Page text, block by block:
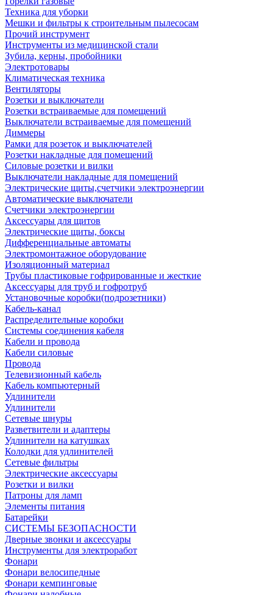
Техника для уборки
Мешки и фильтры к строительным пылесосам
Прочий инструмент
Инструменты из медицинской стали
Зубила, керны, пробойники
Электротовары
Климатическая техника
Вентиляторы
Розетки и выключатели
Розетки встраиваемые для помещений
Выключатели встраиваемые для помещений
Диммеры
Рамки для розеток и выключателей
Розетки накладные для помещений
Силовые розетки и вилки
Выключатели накладные для помещений
Электрические щиты,счетчики электроэнергии
Автоматические выключатели
Счетчики электроэнергии
Аксессуары для щитов
Электрические щиты, боксы
Дифференциальные автоматы
Электромонтажное оборудование
Изоляционный материал
Трубы пластиковые гофрированные и жесткие
Аксессуары для труб и гофротруб
Установочные коробки(подрозетники)
Кабель-канал
Распределительные коробки
Системы соединения кабеля
Кабели и провода
Кабели силовые
Провода
Телевизионный кабель
Кабель компьютерный
Удлинители
Удлинители
Сетевые шнуры
Разветвители и адаптеры
Удлинители на катушках
Колодки для удлинителей
Сетевые фильтры
Электрические аксессуары
Розетки и вилки
Патроны для ламп
Элементы питания
Батарейки
СИСТЕМЫ БЕЗОПАСНОСТИ
Дверные звонки и аксессуары
Инструменты для электроработ
Фонари
Фонари велосипедные
Фонари кемпинговые